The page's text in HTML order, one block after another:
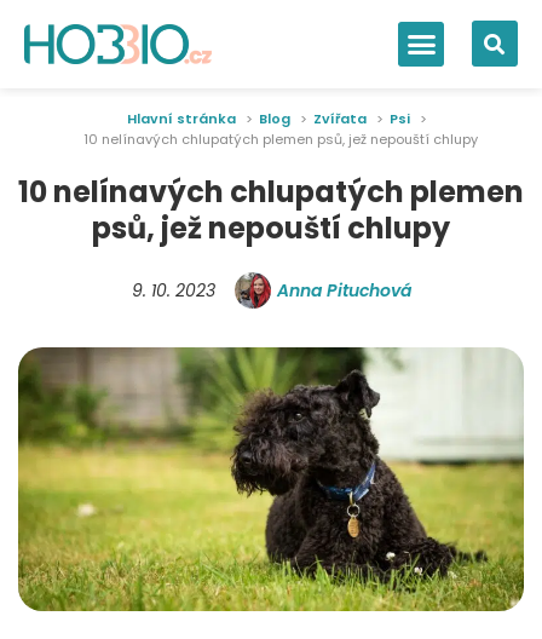
Hlavní stránka Blog Zvířata
Psi
10 nelínavých chlupatých plemen psů, jež nepouští chlupy
10 nelínavých chlupatých plemen
psů, jež nepouští chlupy
9. 10. 2023 Anna Pituchová